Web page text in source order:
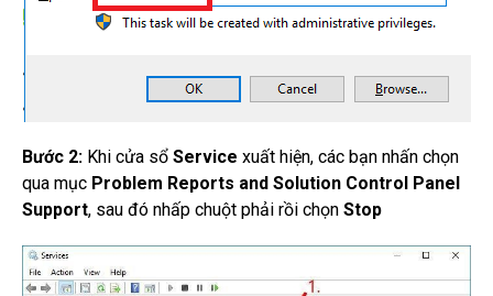
Bước 2: Khi cửa sổ Service xuất hiện, các bạn nhấn chọn
qua mục Problem Reports and Solution Control Panel
Support, sau đó nhấp chuột phải rồi chọn Stop